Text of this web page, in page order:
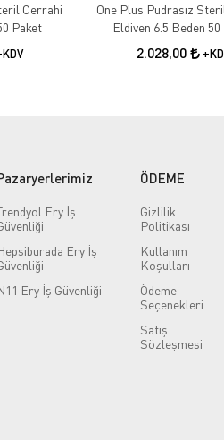
Cerrahi
7 Beden 50 Paket
One Plus Pudrasız
Eldiven
2.028,00
Ery İş
Ery İş
Ery İş Güvenliği
ÖDEME
Gizlilik
Politikası
Kullanım
Koşulları
Ödeme
Seçenekleri
Satış
Sözleşmesi